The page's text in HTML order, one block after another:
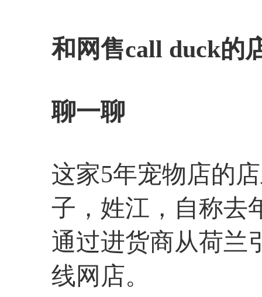
和网售call duck的
聊一聊
这家5年宠物店的
子，姓江，自称去
通过进货商从荷兰
线网店。